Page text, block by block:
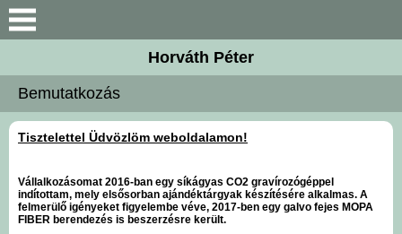
Keresés
Bemutatkozás
Elérhetőségek
Szolgáltatások
Horváth Péter
Bemutatkozás
Tisztelettel Üdvözlöm weboldalamon!
Vállalkozásomat 2016-ban egy síkágyas CO2 gravírozógéppel
indítottam, mely elsősorban ajándéktárgyak készítésére alkalmas. A
felmerülő igényeket figyelembe véve, 2017-ben egy galvo fejes MOPA
FIBER berendezés is beszerzésre került.